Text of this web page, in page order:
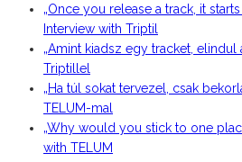
„Once you release a track, it
Interview with Triptil
„Amint kiadsz egy tracket, elindul
Triptillel
„Ha túl sokat tervezel, csak
TELUM-mal
„Why would you stick to one
with TELUM